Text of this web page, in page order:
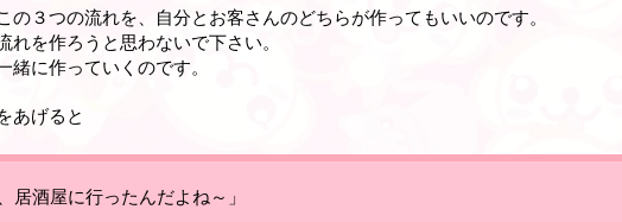
の３つの流れを、自分とお客さんのどちらが作ってもいいのです。
れを作ろうと思わないで下さい。
緒に作っていくのです。
あげると
居酒屋に行ったんだよね～」